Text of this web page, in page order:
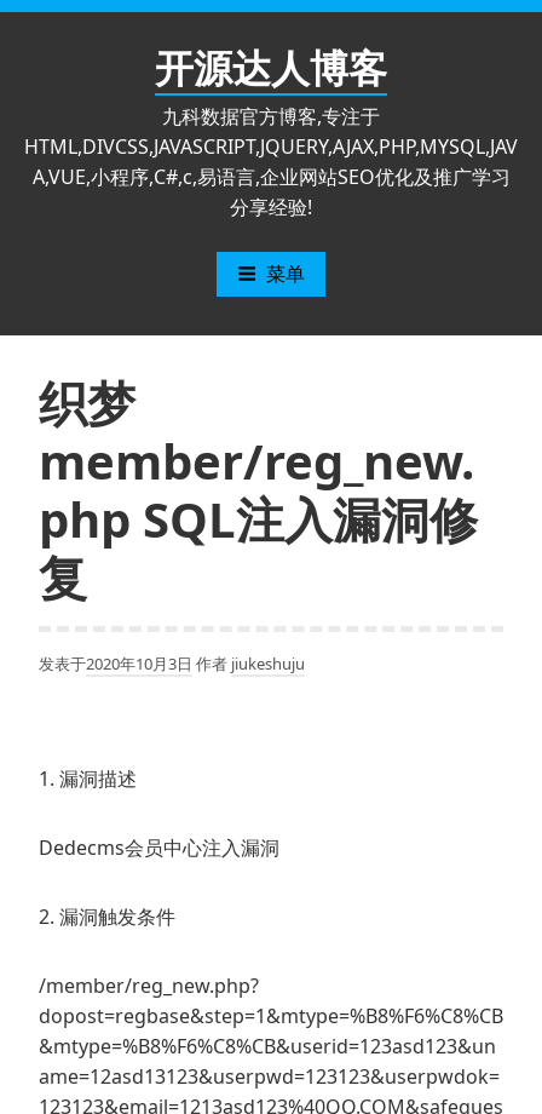
跳
开源达人博客
九科数据官方博客,专注于
HTML,DIVCSS,JAVASCRIPT,JQUERY,AJAX,PHP,MYSQL,JAV
A,VUE,小程序,C#,c,易语言,企业网站SEO优化及推广学习
分享经验!
菜单
织梦
member/reg_new.
php SQL注入漏洞修
复
发表于2020年10月3日 作者 jiukeshuju
1. 漏洞描述
Dedecms会员中心注入漏洞
2. 漏洞触发条件
/member/reg_new.php?
dopost=regbase&step=1&mtype=%B8%F6%C8%CB
&mtype=%B8%F6%C8%CB&userid=123asd123&un
ame=12asd13123&userpwd=123123&userpwdok=
123123&email=1213asd123%40QQ.COM&safeques